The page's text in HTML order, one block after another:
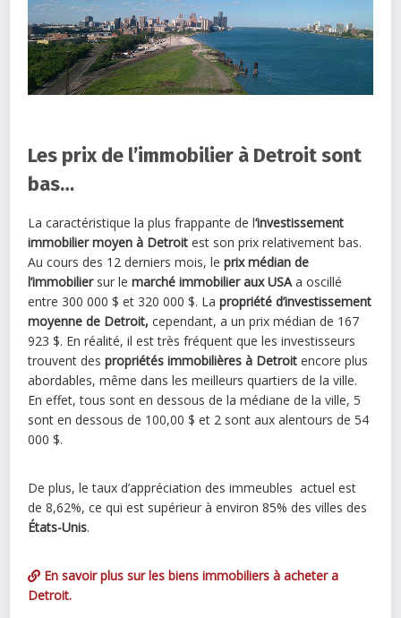
Les prix de l’immobilier à Detroit sont
bas…
La caractéristique la plus frappante de l‘investissement
immobilier moyen à Detroit est son prix relativement bas.
Au cours des 12 derniers mois, leprix médian de
l’immobiliersur le marché immobilier aux USAa oscillé
entre 300 000 $ et 320 000 $. Lapropriété d’investissement
moyenne de Detroit, cependant, a un prix médian de 167
923 $. En réalité, il est très fréquent que les investisseurs
trouvent des propriétés immobilières à Detroit encore plus
abordables, même dans les meilleurs quartiers de la ville.
En effet, tous sont en dessous de la médiane de la ville, 5
sont en dessous de 100,00 $ et 2 sont aux alentours de 54
000 $.
De plus, le taux d’appréciation des immeubles actuel est
de 8,62%, ce qui est supérieur à environ 85% des villes des
États-Unis.
En savoir plus sur les biens immobiliers à acheter a
Detroit.